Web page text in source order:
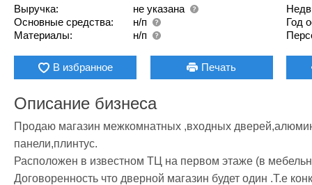
Выручка:
не указана
Основные средства:
н/п
Материалы:
н/п
Год
В избранное Печать
Описание бизнеса
Продаю магазин межкомнатных ,входных
панели,плинтус.
Расположен в известном ТЦ на первом этаже (в
Договоренность что дверной магазин будет один .Т.е